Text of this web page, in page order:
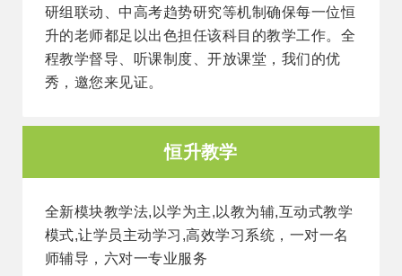
研组联动、中高考趋势研究等机制确保每一位恒
升的老师都足以出色担任该科目的教学工作。全
程教学督导、听课制度、开放课堂，我们的优
秀，邀您来见证。
恒升教学
全新模块教学法,以学为主,以教为辅,互动式教学
模式,让学员主动学习,高效学习系统，一对一名
师辅导，六对一专业服务